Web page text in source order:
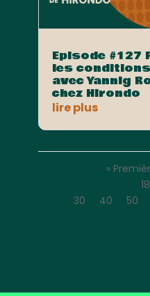
Episode #127
les
avec Yannig
chez Hirondo
lire plus
«
18
30
40 50